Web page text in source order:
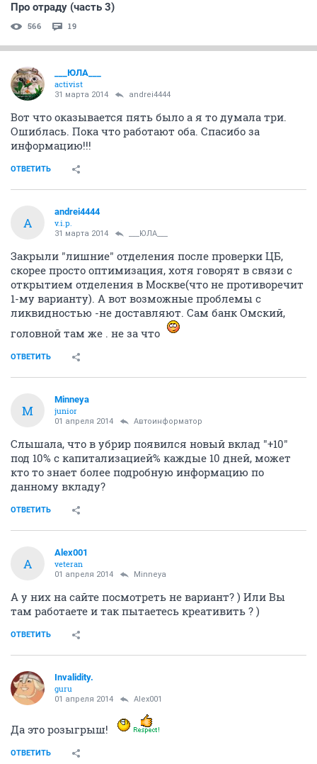
Про отраду (часть 3)
566 19
___ЮЛА___
activist
31 марта 2014 andrei4444
Вот что оказывается пять было а я то думала три.
Ошиблась. Пока что работают оба. Спасибо за
информацию!!!
ОТВЕТИТЬ
A
andrei4444
v.i.p.
31 марта 2014 ___ЮЛА___
Закрыли "лишние" отделения после проверки ЦБ,
скорее просто оптимизация, хотя говорят в связи с
открытием отделения в Москве(что не противоречит
1-му варианту). А вот возможные проблемы с
ликвидностью -не доставляют. Сам банк Омский,
головной там же . не за что
ОТВЕТИТЬ
M
Minneya
junior
01 апреля 2014 Автоинформатор
Слышала, что в убрир появился новый вклад "+10"
под 10% с капитализацией% каждые 10 дней, может
кто то знает более подробную информацию по
данному вкладу?
ОТВЕТИТЬ
A
Alex001
veteran
01 апреля 2014 Minneya
А у них на сайте посмотреть не вариант? ) Или Вы
там работаете и так пытаетесь креативить ? )
ОТВЕТИТЬ
Invalidity.
guru
01 апреля 2014 Alex001
Да это розыгрыш!
ОТВЕТИТЬ